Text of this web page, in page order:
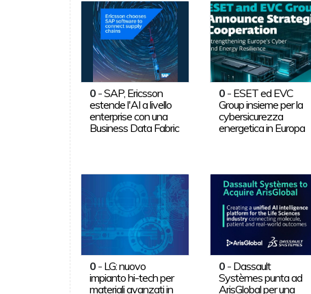
0-SAP, Ericsson
estende l'AI a livello
enterprise con una
Business Data Fabric
0 - ESET ed EVC
Group insieme per la
cybersicurezza
energetica in Europa
0- LG: nuovo
impianto hi-tech per
materiali avanzati in
0 - Dassault
Systèmes punta ad
ArisGlobal per una